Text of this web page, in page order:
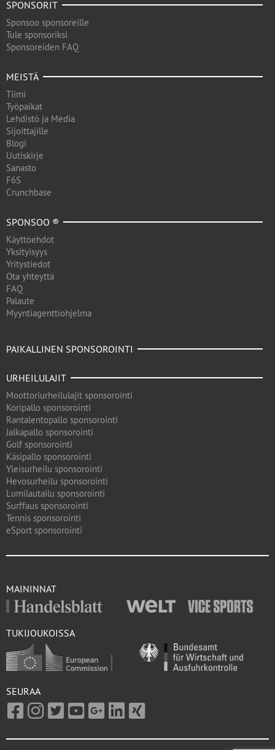
SPONSORIT
Sponsoo sponsoreille
Tule sponsoriksi
Sponsoreiden FAQ
MEISTÄ
Tiimi
Työpaikat
Lehdistö ja Media
Sijoittajille
Blogi
Uutiskirje
Sanasto
F6S
Crunchbase
SPONSOO ®
Käyttöehdot
Yksityisyys
Yritystiedot
Ota yhteyttä
FAQ
Palaute
Myyntiagenttiohjelma
PAIKALLINEN SPONSOROINTI
URHEILULAJIT
Moottoriurheilulajit sponsorointi
Koripallo sponsorointi
Rantalentopallo sponsorointi
Jalkapallo sponsorointi
Golf sponsorointi
Käsipallo sponsorointi
Yleisurheilu sponsorointi
Hevosurheilu sponsorointi
Lumilautailu sponsorointi
Surffaus sponsorointi
Tennis sponsorointi
eSport sponsorointi
MAININNAT
TUKIJOUKOISSA
SEURAA